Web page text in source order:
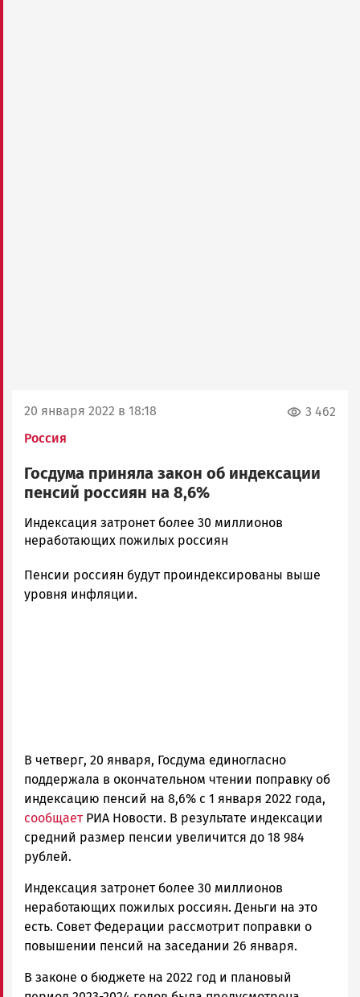
20 января 2022 в 18:18
Россия
3 462
Госдума приняла закон об индексации
пенсий россиян на 8,6%
Ольга
Гаврилова
Петрозаводска
и
Индексация затронет более 30 миллионов
неработающих пожилых россиян
Пенсии россиян будут проиндексированы выше
уровня инфляции.
В четверг, 20 января, Госдума единогласно
поддержала в окончательном чтении поправку об
индексацию пенсий на 8,6% с 1 января 2022 года,
сообщаетРИА Новости. В результате индексации
средний размер пенсии увеличится до 18 984
рублей.
Индексация затронет более 30 миллионов
неработающих пожилых россиян. Деньги на это
есть. Совет Федерации рассмотрит поправки о
повышении пенсий на заседании 26 января.
В законе о бюджете на 2022 год и плановый